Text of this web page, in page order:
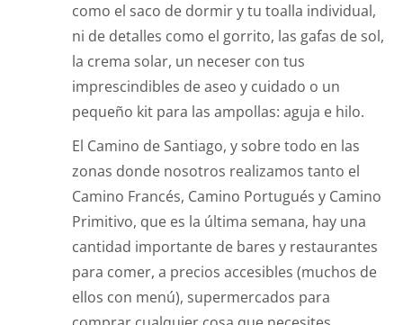
como el saco de dormir y tu toalla individual,
ni de detalles como el gorrito, las gafas de sol,
la crema solar, un neceser con tus
imprescindibles de aseo y cuidado o un
pequeño kit para las ampollas: aguja e hilo.
El Camino de Santiago, y sobre todo en las
zonas donde nosotros realizamos tanto el
Camino Francés, Camino Portugués y Camino
Primitivo, que es la última semana, hay una
cantidad importante de bares y restaurantes
para comer, a precios accesibles (muchos de
ellos con menú), supermercados para